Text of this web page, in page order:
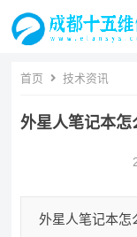
首页 技术资讯
外星人笔记本
外星人笔记本怎